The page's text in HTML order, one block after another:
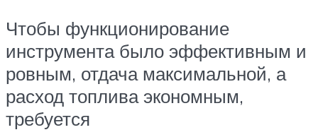
Чтобы функционирование
инструмента было эффективным и
ровным, отдача максимальной, а
расход топлива экономным,
требуется